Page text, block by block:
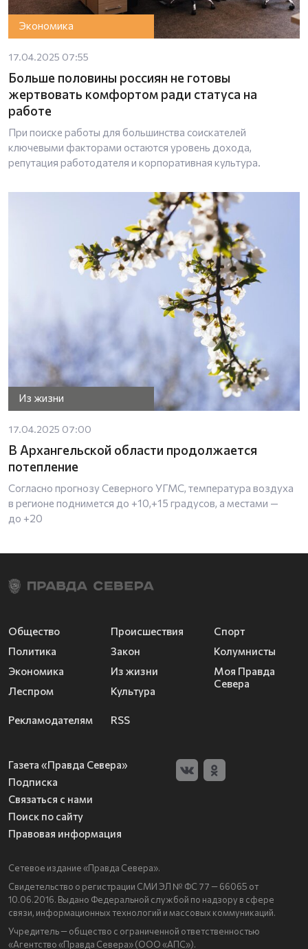
Экономика
17.04.2025 07:55
Больше половины россиян не готовы
жертвовать комфортом ради статуса на
работе
При поиске работы для большинства соискателей
ключевыми факторами остаются уровень дохода,
репутация работодателя и корпоративная культура.
Из жизни
17.04.2025 07:00
В Архангельской области продолжается
потепление
Согласно прогнозу Северного УГМС, температура воздуха
в регионе поднимется до +10,+15 градусов, а местами —
до +20
Общество
Политика
Экономика
Леспром
Происшествия
Закон
Из жизни
Культура
Спорт
Колумнисты
Моя Правда
Севера
Рекламодателям RSS
Газета «Правда Севера»
Подписка
Связаться с нами
Поиск по сайту
Правовая информация
Сетевое издание «Правда Севера».
Свидетельство о регистрации СМИ ЭЛ № ФС 77 — 66065 от
10.06.2016. Выдано Федеральной службой по надзору в сфере
связи, информационных технологий и массовых коммуникаций.
Учредитель — общество с ограниченной ответственностью
«Агентство «Правда Севера» (ООО «АПС»).